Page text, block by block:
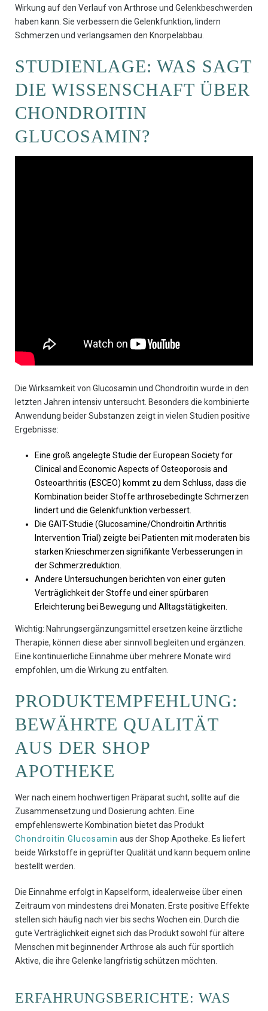
Wirkung auf den Verlauf von Arthrose und Gelenkbeschwerden
haben kann. Sie verbessern die Gelenkfunktion, lindern
Schmerzen und verlangsamen den Knorpelabbau.
STUDIENLAGE: WAS SAGT
DIE WISSENSCHAFT ÜBER
CHONDROITIN
GLUCOSAMIN?
Die Wirksamkeit von Glucosamin und Chondroitin wurde in den
letzten Jahren intensiv untersucht. Besonders die kombinierte
Anwendung beider Substanzen zeigt in vielen Studien positive
Ergebnisse:
Eine groß angelegte Studie der European Society for
Clinical and Economic Aspects of Osteoporosis and
Osteoarthritis (ESCEO) kommt zu dem Schluss, dass die
Kombination beider Stoffe arthrosebedingte Schmerzen
lindert und die Gelenkfunktion verbessert.
Die GAIT-Studie (Glucosamine/Chondroitin Arthritis
Intervention Trial) zeigte bei Patienten mit moderaten bis
starken Knieschmerzen signifikante Verbesserungen in
der Schmerzreduktion.
Andere Untersuchungen berichten von einer guten
Verträglichkeit der Stoffe und einer spürbaren
Erleichterung bei Bewegung und Alltagstätigkeiten.
Wichtig: Nahrungsergänzungsmittel ersetzen keine ärztliche
Therapie, können diese aber sinnvoll begleiten und ergänzen.
Eine kontinuierliche Einnahme über mehrere Monate wird
empfohlen, um die Wirkung zu entfalten.
PRODUKTEMPFEHLUNG:
BEWÄHRTE QUALITÄT
AUS DER SHOP
APOTHEKE
Wer nach einem hochwertigen Präparat sucht, sollte auf die
Zusammensetzung und Dosierung achten. Eine
empfehlenswerte Kombination bietet das Produkt
Chondroitin Glucosamin aus der Shop Apotheke. Es liefert
beide Wirkstoffe in geprüfter Qualität und kann bequem online
bestellt werden.
Die Einnahme erfolgt in Kapselform, idealerweise über einen
Zeitraum von mindestens drei Monaten. Erste positive Effekte
stellen sich häufig nach vier bis sechs Wochen ein. Durch die
gute Verträglichkeit eignet sich das Produkt sowohl für ältere
Menschen mit beginnender Arthrose als auch für sportlich
Aktive, die ihre Gelenke langfristig schützen möchten.
ERFAHRUNGSBERICHTE: WAS